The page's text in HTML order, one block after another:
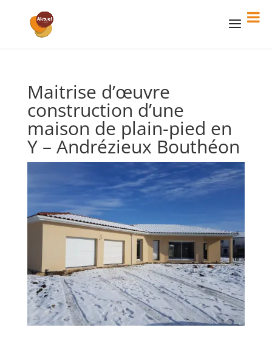
Maitrise d’œuvre
construction d’une
maison de plain-pied en
Y – Andrézieux Bouthéon